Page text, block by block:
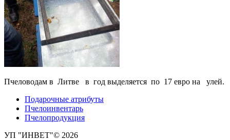
Пчеловодам в Литве в год выделяется по 17 евро на улей.
Подарочные атрибуты
Пчелоинвентарь
Пчелопродукция
УП "ИНВЕТ"© 2026